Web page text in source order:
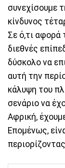
συνεχίσουμε
κίνδυνος
Σε ό,τι αφορά
διεθνές
δύσκολο να
αυτή την
κάλυψη του
σενάριο να
Αφρική,
Επομένως,